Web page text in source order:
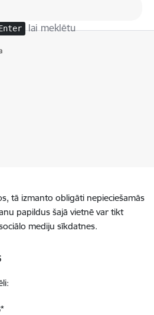
lai meklētu
tā izmanto obligāti nepieciešamās
papildus šajā vietnē var tikt
mediju sīkdatnes.
*